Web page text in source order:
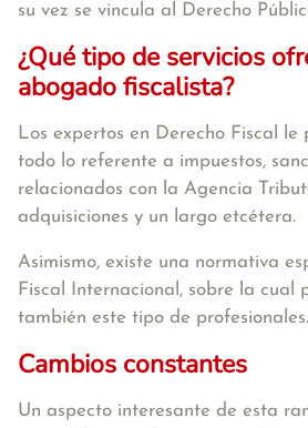
su vez se vincula al Derecho
¿Qué tipo de servicios
abogado fiscalista?
Los expertos en Derecho Fiscal le
todo lo referente a impuestos,
relacionados con la Agencia
adquisiciones y un largo etcétera.
Asimismo, existe una normativa
Fiscal Internacional, sobre la cual
también este tipo de profesionales.
Cambios constantes
Un aspecto interesante de esta